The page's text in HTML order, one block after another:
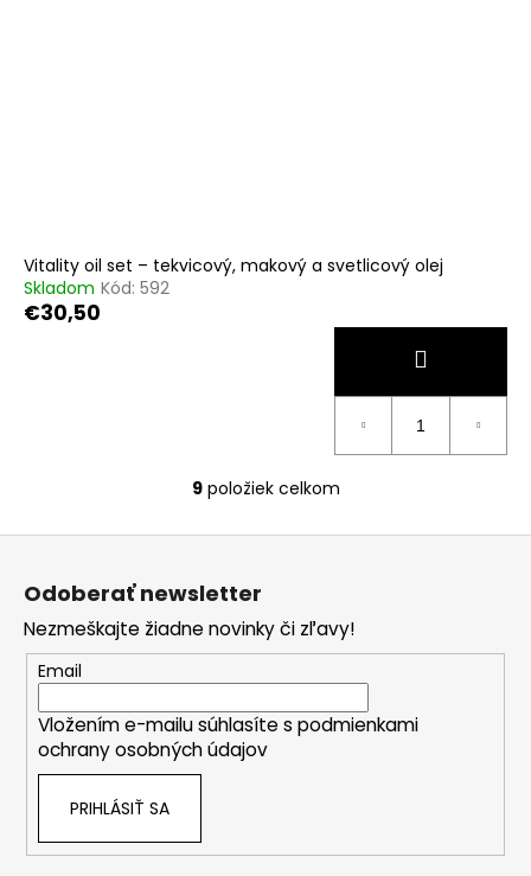
Vitality oil set – tekvicový, makový a svetlicový olej
Skladom Kód: 592
€30,50
O
v
a
c
i
e
p
r
v
9položiek celkom
Z
Odoberať newsletter
Nezmeškajte žiadne novinky či zľavy!
Email
Vložením e-mailu súhlasíte s podmienkami
ochrany osobných údajov
PRIHLÁSIŤ SA